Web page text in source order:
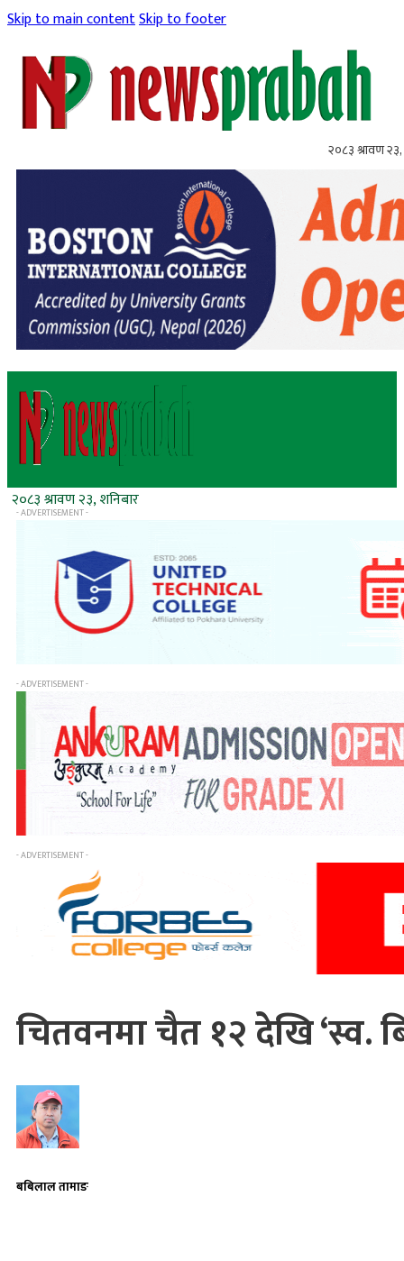
Skip to main contentSkip to footer
२०८३ श्रावण २३,
२०८३ श्रावण २३, शनिबार
- ADVERTISEMENT -
- ADVERTISEMENT -
- ADVERTISEMENT -
चितवनमा चैत १२ देखि ‘स्व.
बबिलाल तामाङ